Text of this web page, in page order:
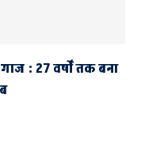
गाज : 27 वर्षों तक बना